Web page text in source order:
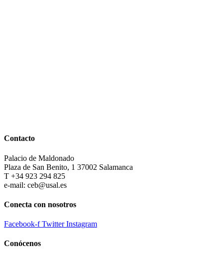
Contacto
Palacio de Maldonado
Plaza de San Benito, 1 37002 Salamanca
T +34 923 294 825
e-mail: ceb@usal.es
Conecta con nosotros
Facebook-f Twitter Instagram
Conócenos